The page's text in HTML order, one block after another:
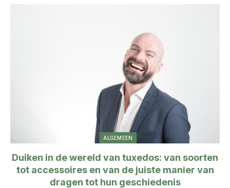
ALGEMEEN
Duiken in de wereld van tuxedos: van soorten
tot accessoires en van de juiste manier van
dragen tot hun geschiedenis